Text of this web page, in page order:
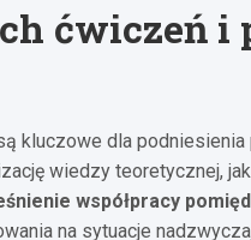
ćwiczeń i
kluczowe dla
wiedzy teoretycznej,
współpracy
na sytuacje